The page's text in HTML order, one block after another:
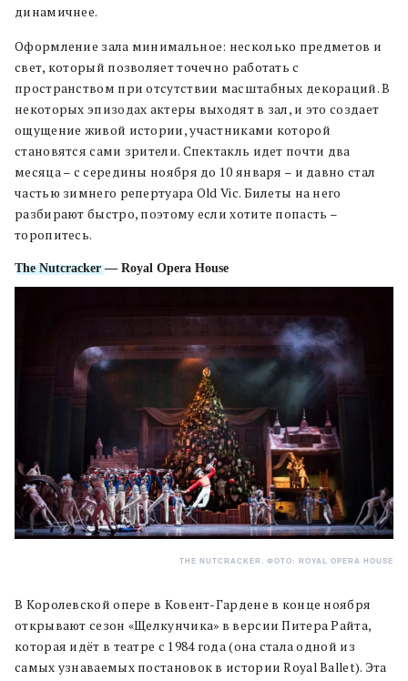
динамичнее.
Оформление зала минимальное: несколько предметов и
свет, который позволяет точечно работать с
пространством при отсутствии масштабных декораций. В
некоторых эпизодах актеры выходят в зал, и это создает
ощущение живой истории, участниками которой
становятся сами зрители. Спектакль идет почти два
месяца – с середины ноября до 10 января – и давно стал
частью зимнего репертуара Old Vic. Билеты на него
разбирают быстро, поэтому если хотите попасть –
торопитесь.
The Nutcracker— Royal Opera House
THE NUTCRACKER. ФОТО: ROYAL OPERA HOUSE
В Королевской опере в Ковент-Гардене в конце ноября
открывают сезон «Щелкунчика» в версии Питера Райта,
которая идёт в театре с 1984 года (она стала одной из
самых узнаваемых постановок в истории Royal Ballet). Эта